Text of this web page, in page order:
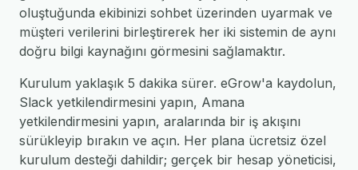
oluştuğunda ekibinizi sohbet üzerinden uyarmak ve
müşteri verilerini birleştirerek her iki sistemin de aynı
doğru bilgi kaynağını görmesini sağlamaktır.
Kurulum yaklaşık 5 dakika sürer. eGrow'a kaydolun,
Slack yetkilendirmesini yapın, Amana
yetkilendirmesini yapın, aralarında bir iş akışını
sürükleyip bırakın ve açın. Her plana ücretsiz özel
kurulum desteği dahildir; gerçek bir hesap yöneticisi,